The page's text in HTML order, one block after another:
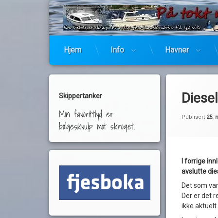
Hjem Info Havner
Publisert 25.
I forrige
avslutte
Det som
Der er det
ikke aktuelt
Skippertanker
Min favorittlyd er
bølgeskvulp mot skroget.